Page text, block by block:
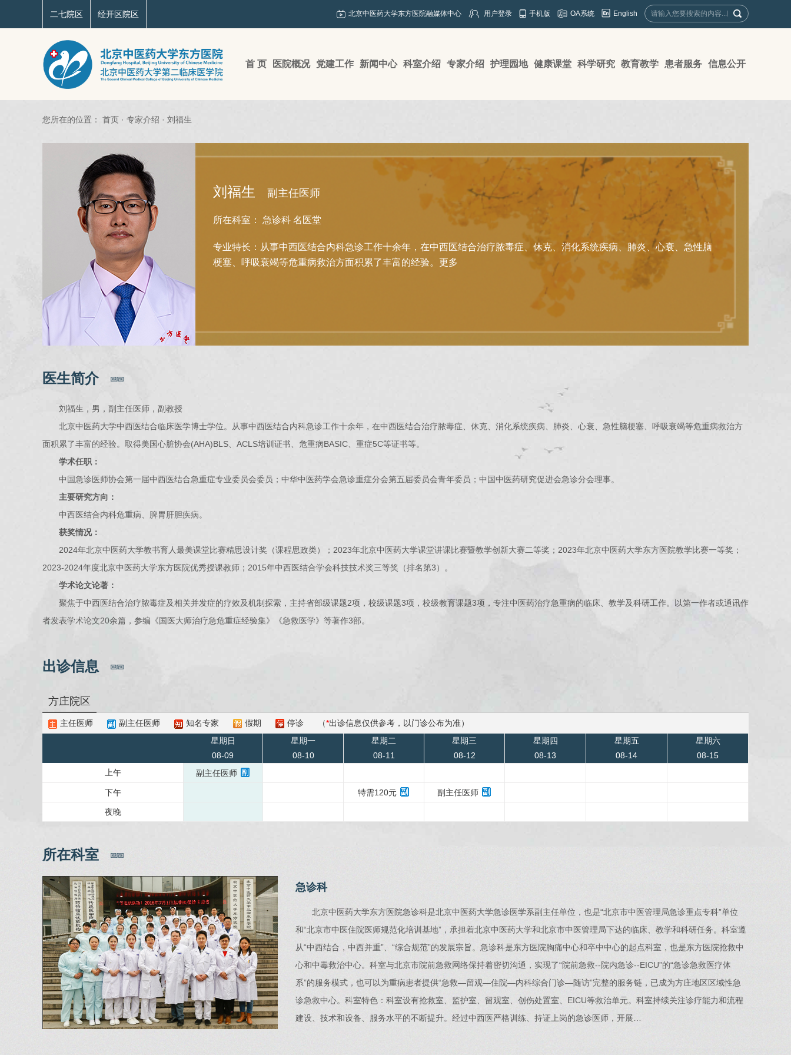
二七院区 经开区院区 北京中医药大学东方医院融媒体中心 用户登录 手机版 OA系统 English
首 页 医院概况 党建工作 新闻中心 科室介绍 专家介绍 护理园地 健康课堂 科学研究 教育教学 患者服务 信息公开
您所在的位置： 首页 · 专家介绍 · 刘福生
刘福生 副主任医师
所在科室： 急诊科 名医堂
专业特长：从事中西医结合内科急诊工作十余年，在中西医结合治疗脓毒症、休克、消化系统疾病、肺炎、心衰、急性脑
梗塞、呼吸衰竭等危重病救治方面积累了丰富的经验。 更多
医生简介
刘福生，男，副主任医师，副教授
北京中医药大学中西医结合临床医学博士学位。从事中西医结合内科急诊工作十余年，在中西医结合治疗脓毒症、休克、消化系统疾病、肺炎、心衰、急性脑梗塞、呼吸衰竭等危重病救治方
面积累了丰富的经验。取得美国心脏协会(AHA)BLS、ACLS培训证书、危重病BASIC、重症5C等证书等。
学术任职：
中国急诊医师协会第一届中西医结合急重症专业委员会委员；中华中医药学会急诊重症分会第五届委员会青年委员；中国中医药研究促进会急诊分会理事。
主要研究方向：
中西医结合内科危重病、脾胃肝胆疾病。
获奖情况：
2024年北京中医药大学教书育人最美课堂比赛精思设计奖（课程思政类）；2023年北京中医药大学课堂讲课比赛暨教学创新大赛二等奖；2023年北京中医药大学东方医院教学比赛一等奖；
2023-2024年度北京中医药大学东方医院优秀授课教师；2015年中西医结合学会科技技术奖三等奖（排名第3）。
学术论文论著：
聚焦于中西医结合治疗脓毒症及相关并发症的疗效及机制探索，主持省部级课题2项，校级课题3项，校级教育课题3项，专注中医药治疗急重病的临床、教学及科研工作。以第一作者或通讯作
者发表学术论文20余篇，参编《国医大师治疗急危重症经验集》《急救医学》等著作3部。
出诊信息
方庄院区
主任医师 副主任医师 知名专家 假期 停诊 （*出诊信息仅供参考，以门诊公布为准）
星期日
08-09
星期一
08-10
星期二
08-11
星期三
08-12
星期四
08-13
星期五
08-14
星期六
08-15
上午
副主任医师
下午 特需120元 副主任医师
夜晚
所在科室
急诊科
北京中医药大学东方医院急诊科是北京中医药大学急诊医学系副主任单位，也是“北京市中医管理局急诊重点专科”单位
和“北京市中医住院医师规范化培训基地”，承担着北京中医药大学和北京市中医管理局下达的临床、教学和科研任务。科室遵
从“中西结合，中西并重”、“综合规范”的发展宗旨。急诊科是东方医院胸痛中心和卒中中心的起点科室，也是东方医院抢救中
心和中毒救治中心。科室与北京市院前急救网络保持着密切沟通，实现了“院前急救--院内急诊--EICU”的“急诊急救医疗体
系”的服务模式，也可以为重病患者提供“急救—留观—住院—内科综合门诊—随访”完整的服务链，已成为方庄地区区域性急
诊急救中心。科室特色：科室设有抢救室、监护室、留观室、创伤处置室、EICU等救治单元。科室持续关注诊疗能力和流程
建设、技术和设备、服务水平的不断提升。经过中西医严格训练、持证上岗的急诊医师，开展…